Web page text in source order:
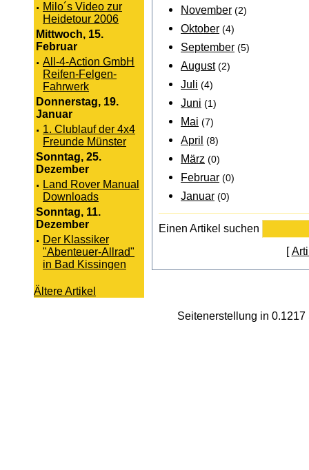
· Milo´s Video zur
Heidetour 2006
Mittwoch, 15.
Februar
· All-4-Action GmbH
Reifen-Felgen-
Fahrwerk
Donnerstag, 19.
Januar
· 1. Clublauf der 4x4
Freunde Münster
Sonntag, 25.
Dezember
· Land Rover Manual
Downloads
Sonntag, 11.
Dezember
· Der Klassiker
"Abenteuer-Allrad"
in Bad Kissingen
Ältere Artikel
November (2)
Oktober (4)
September (5)
August (2)
Juli (4)
Juni (1)
Mai (7)
April (8)
März (0)
Februar (0)
Januar (0)
Einen Artikel suchen
[
Seitenerstellung in